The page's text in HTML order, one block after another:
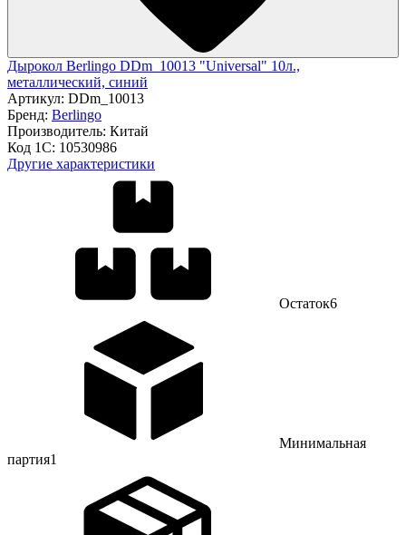
Дырокол Berlingo DDm_10013 "Universal" 10л.,
металлический, синий
Артикул: DDm_10013
Бренд: Berlingo
Производитель: Китай
Код 1С: 10530986
Другие характеристики
Остаток6
Минимальная
партия1